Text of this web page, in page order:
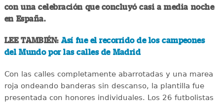
con una celebración que concluyó casi a media noche
en España.
LEE TAMBIÉN: Así fue el recorrido de los campeones
del Mundo por las calles de Madrid
Con las calles completamente abarrotadas y una marea
roja ondeando banderas sin descanso, la plantilla fue
presentada con honores individuales. Los 26 futbolistas